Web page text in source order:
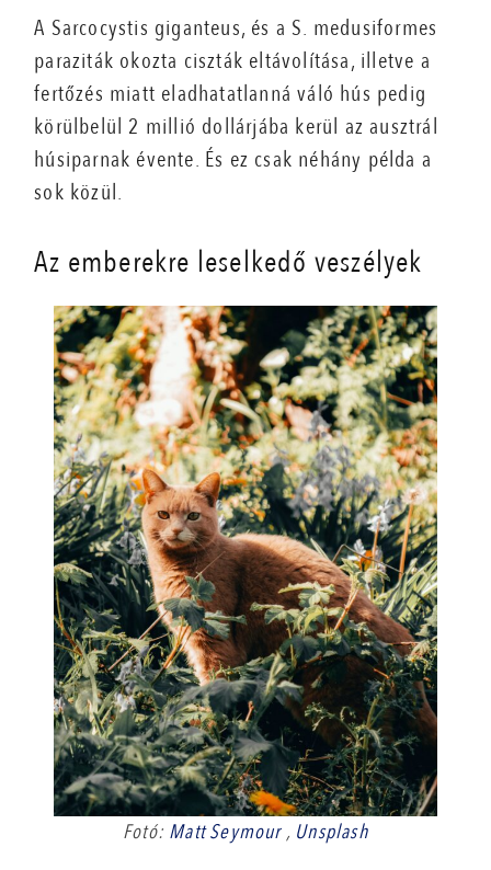
A Sarcocystis giganteus, és a S. medusiformes
paraziták okozta ciszták eltávolítása, illetve a
fertőzés miatt eladhatatlanná váló hús pedig
körülbelül 2 millió dollárjába kerül az ausztrál
húsiparnak évente. És ez csak néhány példa a
sok közül.
Az emberekre leselkedő veszélyek
Fotó: Matt Seymour, Unsplash